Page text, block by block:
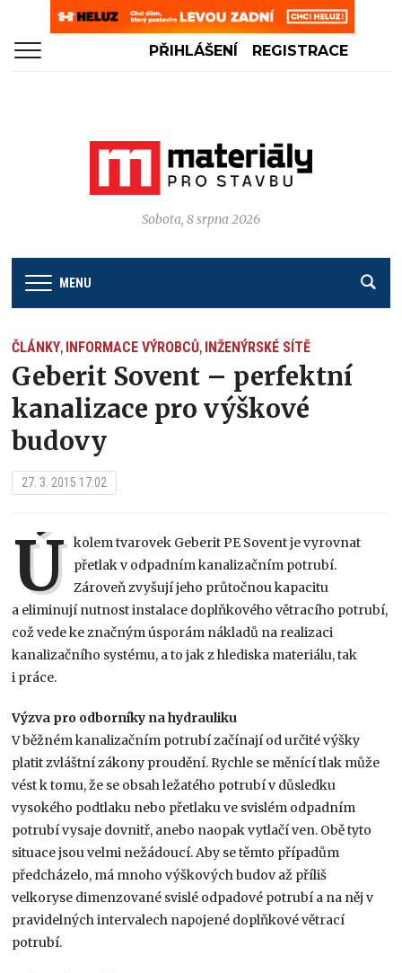
PŘIHLÁŠENÍ REGISTRACE
Sobota, 8 srpna 2026
MENU
ČLÁNKY, INFORMACE VÝROBCŮ, INŽENÝRSKÉ SÍTĚ
Geberit Sovent – perfektní
kanalizace pro výškové
budovy
27. 3. 2015 17:02
Ú kolem tvarovek Geberit PE Sovent je vyrovnat
přetlak v odpadním kanalizačním potrubí.
Zároveň zvyšují jeho průtočnou kapacitu
a eliminují nutnost instalace doplňkového větracího potrubí,
což vede ke značným úsporám nákladů na realizaci
kanalizačního systému, a to jak z hlediska materiálu, tak
i práce.
Výzva pro odborníky na hydrauliku
V běžném kanalizačním potrubí začínají od určité výšky
platit zvláštní zákony proudění. Rychle se měnící tlak může
vést k tomu, že se obsah ležatého potrubí v důsledku
vysokého podtlaku nebo přetlaku ve svislém odpadním
potrubí vysaje dovnitř, anebo naopak vytlačí ven. Obě tyto
situace jsou velmi nežádoucí. Aby se těmto případům
předcházelo, má mnoho výškových budov až příliš
velkoryse dimenzované svislé odpadové potrubí a na něj v
pravidelných intervalech napojené doplňkové větrací
potrubí.